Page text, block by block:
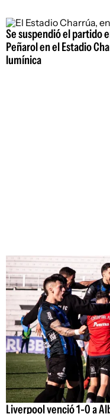
Se suspendió el partido
Peñarol en el Estadio
lumínica
Liverpool venció 1-0 a